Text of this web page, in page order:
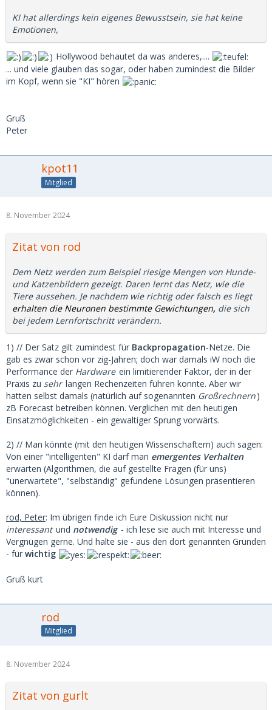
KI hat allerdings kein eigenes Bewusstsein, sie hat keine
Emotionen,
Hollywood behautet da was anderes,....
... und viele glauben das sogar, oder haben zumindest die Bilder
im Kopf, wenn sie "KI" hören
Gruß
Peter
kpot11
Mitglied
8. November 2024
Zitat von rod
Dem Netz werden zum Beispiel riesige Mengen von Hunde-
und Katzenbildern gezeigt. Daren lernt das Netz, wie die
Tiere aussehen. Je nachdem wie richtig oder falsch es liegt
erhalten die Neuronen bestimmte Gewichtungen, die sich
bei jedem Lernfortschritt verändern.
1) // Der Satz gilt zumindest für Backpropagation-Netze. Die
gab es zwar schon vor zig-Jahren; doch war damals iW noch die
Performance der Hardware ein limitierender Faktor, der in der
Praxis zu sehr langen Rechenzeiten führen konnte. Aber wir
hatten selbst damals (natürlich auf sogenannten Großrechnern)
zB Forecast betreiben können. Verglichen mit den heutigen
Einsatzmöglichkeiten - ein gewaltiger Sprung vorwärts.
2) // Man könnte (mit den heutigen Wissenschaftern) auch sagen:
Von einer "intelligenten" KI darf man emergentes Verhalten
erwarten (Algorithmen, die auf gestellte Fragen (für uns)
"unerwartete", "selbständig" gefundene Lösungen präsentieren
können).
rod, Peter: Im übrigen finde ich Eure Diskussion nicht nur
interessant und notwendig - ich lese sie auch mit Interesse und
Vergnügen gerne. Und halte sie - aus den dort genannten Gründen
- für wichtig
Gruß kurt
rod
Mitglied
8. November 2024
Zitat von gurlt